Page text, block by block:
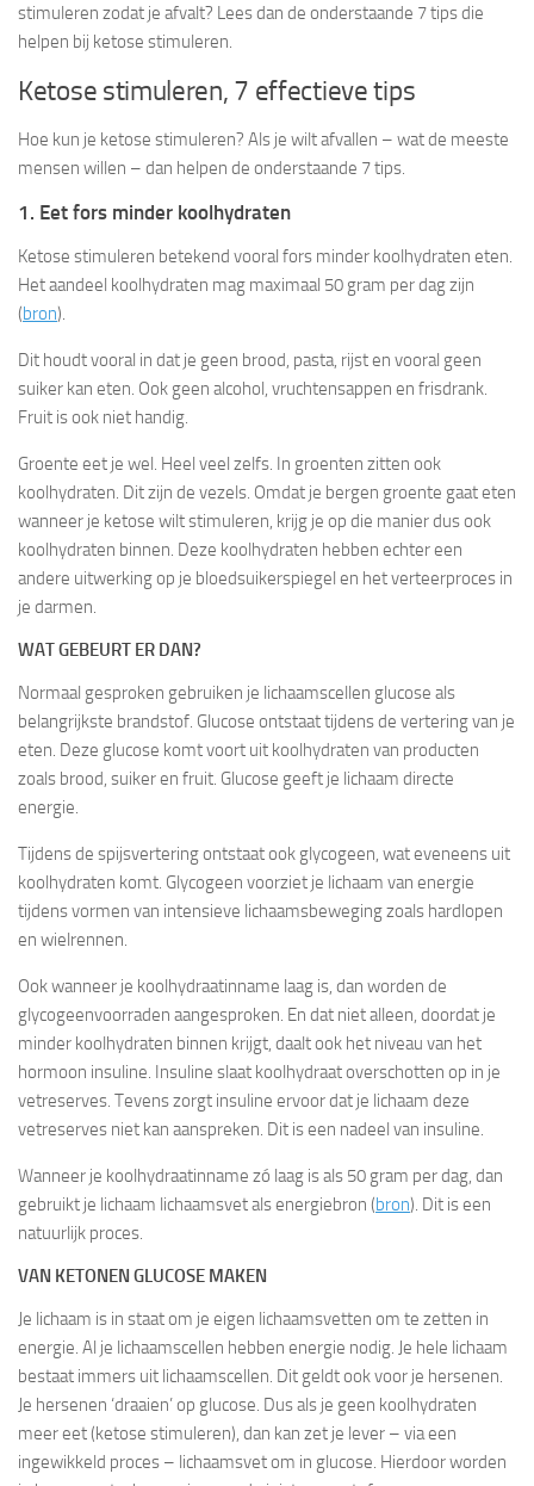
stimuleren zodat je afvalt? Lees dan de onderstaande 7 tips die
helpen bij ketose stimuleren.
Ketose stimuleren, 7 effectieve tips
Hoe kun je ketose stimuleren? Als je wilt afvallen – wat de meeste
mensen willen – dan helpen de onderstaande 7 tips.
1. Eet fors minder koolhydraten
Ketose stimuleren betekend vooral fors minder koolhydraten eten.
Het aandeel koolhydraten mag maximaal 50 gram per dag zijn
(bron).
Dit houdt vooral in dat je geen brood, pasta, rijst en vooral geen
suiker kan eten. Ook geen alcohol, vruchtensappen en frisdrank.
Fruit is ook niet handig.
Groente eet je wel. Heel veel zelfs. In groenten zitten ook
koolhydraten. Dit zijn de vezels. Omdat je bergen groente gaat eten
wanneer je ketose wilt stimuleren, krijg je op die manier dus ook
koolhydraten binnen. Deze koolhydraten hebben echter een
andere uitwerking op je bloedsuikerspiegel en het verteerproces in
je darmen.
WAT GEBEURT ER DAN?
Normaal gesproken gebruiken je lichaamscellen glucose als
belangrijkste brandstof. Glucose ontstaat tijdens de vertering van je
eten. Deze glucose komt voort uit koolhydraten van producten
zoals brood, suiker en fruit. Glucose geeft je lichaam directe
energie.
Tijdens de spijsvertering ontstaat ook glycogeen, wat eveneens uit
koolhydraten komt. Glycogeen voorziet je lichaam van energie
tijdens vormen van intensieve lichaamsbeweging zoals hardlopen
en wielrennen.
Ook wanneer je koolhydraatinname laag is, dan worden de
glycogeenvoorraden aangesproken. En dat niet alleen, doordat je
minder koolhydraten binnen krijgt, daalt ook het niveau van het
hormoon insuline. Insuline slaat koolhydraat overschotten op in je
vetreserves. Tevens zorgt insuline ervoor dat je lichaam deze
vetreserves niet kan aanspreken. Dit is een nadeel van insuline.
Wanneer je koolhydraatinname zó laag is als 50 gram per dag, dan
gebruikt je lichaam lichaamsvet als energiebron (bron). Dit is een
natuurlijk proces.
VAN KETONEN GLUCOSE MAKEN
Je lichaam is in staat om je eigen lichaamsvetten om te zetten in
energie. Al je lichaamscellen hebben energie nodig. Je hele lichaam
bestaat immers uit lichaamscellen. Dit geldt ook voor je hersenen.
Je hersenen ‘draaien’ op glucose. Dus als je geen koolhydraten
meer eet (ketose stimuleren), dan kan zet je lever – via een
ingewikkeld proces – lichaamsvet om in glucose. Hierdoor worden